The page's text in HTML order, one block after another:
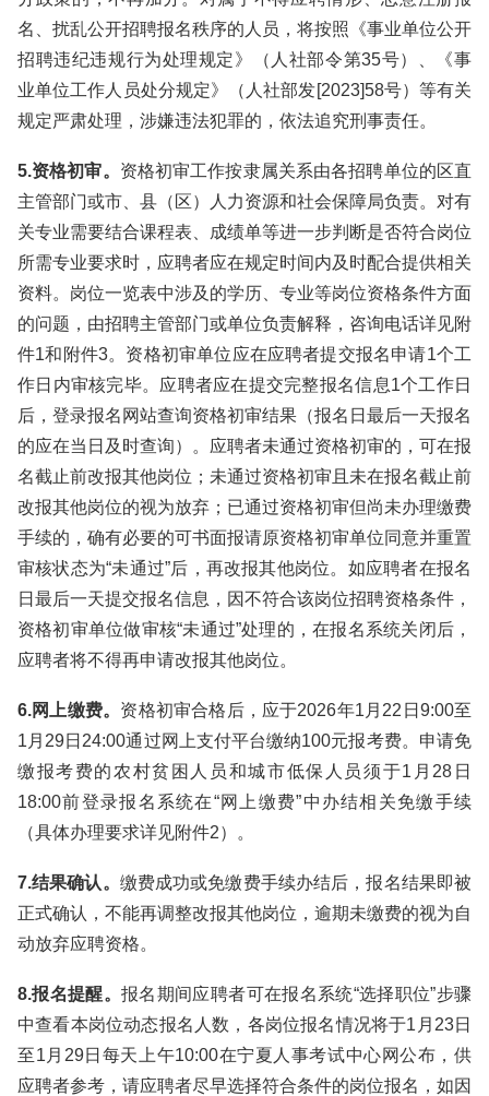
名、扰乱公开招聘报名秩序的人员，将按照《事业单位公开
招聘违纪违规行为处理规定》（人社部令第35号）、《事
业单位工作人员处分规定》（人社部发[2023]58号）等有关
规定严肃处理，涉嫌违法犯罪的，依法追究刑事责任。
5.资格初审。 资格初审工作按隶属关系由各招聘单位的区直
主管部门或市、县（区）人力资源和社会保障局负责。对有
关专业需要结合课程表、成绩单等进一步判断是否符合岗位
所需专业要求时，应聘者应在规定时间内及时配合提供相关
资料。岗位一览表中涉及的学历、专业等岗位资格条件方面
的问题，由招聘主管部门或单位负责解释，咨询电话详见附
件1和附件3。资格初审单位应在应聘者提交报名申请1个工
作日内审核完毕。应聘者应在提交完整报名信息1个工作日
后，登录报名网站查询资格初审结果（报名日最后一天报名
的应在当日及时查询）。应聘者未通过资格初审的，可在报
名截止前改报其他岗位；未通过资格初审且未在报名截止前
改报其他岗位的视为放弃；已通过资格初审但尚未办理缴费
手续的，确有必要的可书面报请原资格初审单位同意并重置
审核状态为“未通过”后，再改报其他岗位。如应聘者在报名
日最后一天提交报名信息，因不符合该岗位招聘资格条件，
资格初审单位做审核“未通过”处理的，在报名系统关闭后，
应聘者将不得再申请改报其他岗位。
6.网上缴费。 资格初审合格后，应于2026年1月22日9:00至
1月29日24:00通过网上支付平台缴纳100元报考费。申请免
缴报考费的农村贫困人员和城市低保人员须于1月28日
18:00前登录报名系统在“网上缴费”中办结相关免缴手续
（具体办理要求详见附件2）。
7.结果确认。 缴费成功或免缴费手续办结后，报名结果即被
正式确认，不能再调整改报其他岗位，逾期未缴费的视为自
动放弃应聘资格。
8.报名提醒。报名期间应聘者可在报名系统“选择职位”步骤
中查看本岗位动态报名人数，各岗位报名情况将于1月23日
至1月29日每天上午10:00在宁夏人事考试中心网公布，供
应聘者参考，请应聘者尽早选择符合条件的岗位报名，如因